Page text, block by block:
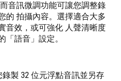
音訊微調功能可讓您調整錄
的 拍攝內容。選擇適合大多
音效，或可強化 人聲清晰度
「語音」設定。
錄製 32 位元浮點音訊並另存